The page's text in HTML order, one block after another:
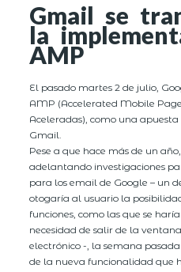
Gmail se
la
AMP
El pasado martes 2 de julio,
AMP (Accelerated Mobile
Aceleradas), como una
Gmail.
Pese a que hace más de un
adelantando investigaciones
para los email de Google – un
otogaría al usuario la
funciones, como las que se
necesidad de salir de la
electrónico -, la semana
de la nueva funcionalidad que